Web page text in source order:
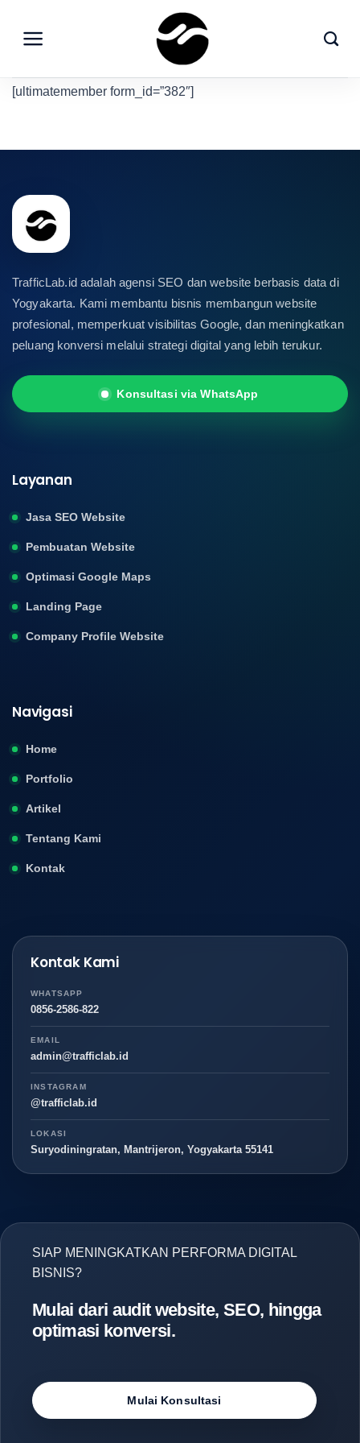
content
[ultimatemember form_id=”382″]
TrafficLab.id adalah agensi SEO dan website berbasis data di
Yogyakarta. Kami membantu bisnis membangun website
profesional, memperkuat visibilitas Google, dan meningkatkan
peluang konversi melalui strategi digital yang lebih terukur.
Konsultasi via WhatsApp
Layanan
Jasa SEO Website
Pembuatan Website
Optimasi Google Maps
Landing Page
Company Profile Website
Navigasi
Home
Portfolio
Artikel
Tentang Kami
Kontak
Kontak Kami
WHATSAPP
0856-2586-822
EMAIL
admin@trafficlab.id
INSTAGRAM
@trafficlab.id
LOKASI
Suryodiningratan, Mantrijeron, Yogyakarta 55141
SIAP MENINGKATKAN PERFORMA DIGITAL
BISNIS?
Mulai dari audit website, SEO, hingga
optimasi konversi.
Mulai Konsultasi